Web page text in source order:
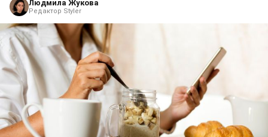
Людмила Жукова
Редактор Styler